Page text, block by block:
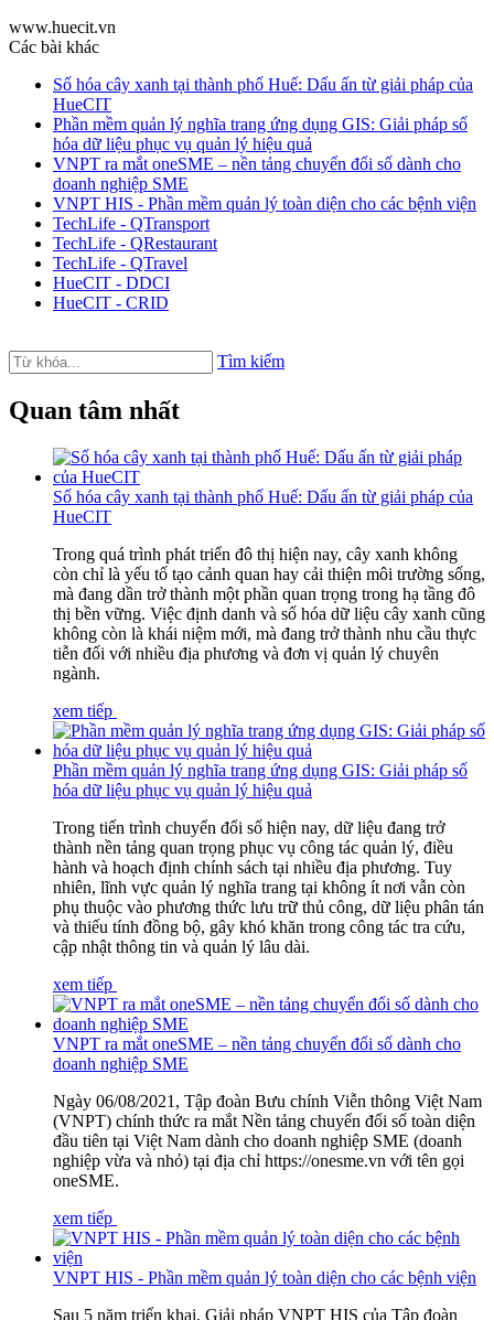
www.huecit.vn
Các bài khác
Số hóa cây xanh tại thành phố Huế: Dấu ấn từ giải pháp của
HueCIT
Phần mềm quản lý nghĩa trang ứng dụng GIS: Giải pháp số
hóa dữ liệu phục vụ quản lý hiệu quả
VNPT ra mắt oneSME – nền tảng chuyển đổi số dành cho
doanh nghiệp SME
VNPT HIS - Phần mềm quản lý toàn diện cho các bệnh viện
TechLife - QTransport
TechLife - QRestaurant
TechLife - QTravel
HueCIT - DDCI
HueCIT - CRID
Tìm kiếm
Quan tâm nhất
Số hóa cây xanh tại thành phố Huế: Dấu ấn từ giải pháp của
HueCIT
Trong quá trình phát triển đô thị hiện nay, cây xanh không
còn chỉ là yếu tố tạo cảnh quan hay cải thiện môi trường sống,
mà đang dần trở thành một phần quan trọng trong hạ tầng đô
thị bền vững. Việc định danh và số hóa dữ liệu cây xanh cũng
không còn là khái niệm mới, mà đang trở thành nhu cầu thực
tiễn đối với nhiều địa phương và đơn vị quản lý chuyên
ngành.
xem tiếp
Phần mềm quản lý nghĩa trang ứng dụng GIS: Giải pháp số
hóa dữ liệu phục vụ quản lý hiệu quả
Trong tiến trình chuyển đổi số hiện nay, dữ liệu đang trở
thành nền tảng quan trọng phục vụ công tác quản lý, điều
hành và hoạch định chính sách tại nhiều địa phương. Tuy
nhiên, lĩnh vực quản lý nghĩa trang tại không ít nơi vẫn còn
phụ thuộc vào phương thức lưu trữ thủ công, dữ liệu phân tán
và thiếu tính đồng bộ, gây khó khăn trong công tác tra cứu,
cập nhật thông tin và quản lý lâu dài.
xem tiếp
VNPT ra mắt oneSME – nền tảng chuyển đổi số dành cho
doanh nghiệp SME
Ngày 06/08/2021, Tập đoàn Bưu chính Viễn thông Việt Nam
(VNPT) chính thức ra mắt Nền tảng chuyển đổi số toàn diện
đầu tiên tại Việt Nam dành cho doanh nghiệp SME (doanh
nghiệp vừa và nhỏ) tại địa chỉ https://onesme.vn với tên gọi
oneSME.
xem tiếp
VNPT HIS - Phần mềm quản lý toàn diện cho các bệnh viện
Sau 5 năm triển khai, Giải pháp VNPT HIS của Tập đoàn